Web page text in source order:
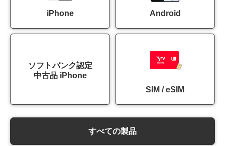
iPhone Android
ソフトバンク認定
中古品 iPhone
SIM / eSIM
すべての製品